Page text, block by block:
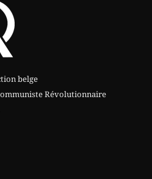
belge
Révolutionnaire